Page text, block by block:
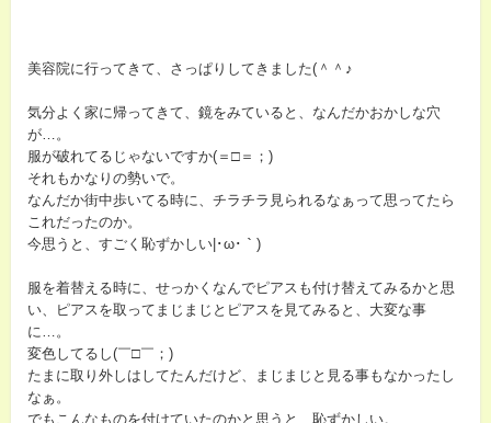
美容院に行ってきて、さっぱりしてきました(＾＾♪
気分よく家に帰ってきて、鏡をみていると、なんだかおかしな穴
が…。
服が破れてるじゃないですか(＝□＝；)
それもかなりの勢いで。
なんだか街中歩いてる時に、チラチラ見られるなぁって思ってたら
これだったのか。
今思うと、すごく恥ずかしい|･ω･｀)
服を着替える時に、せっかくなんでピアスも付け替えてみるかと思
い、ピアスを取ってまじまじとピアスを見てみると、大変な事
に…。
変色してるし(￣□￣；)
たまに取り外しはしてたんだけど、まじまじと見る事もなかったし
なぁ。
でもこんなものを付けていたのかと思うと…恥ずかしい。